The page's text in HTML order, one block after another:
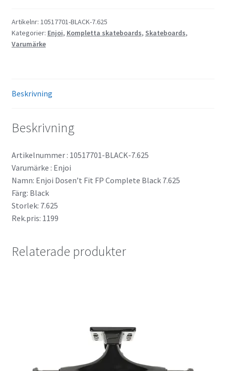
Artikelnr: 10517701-BLACK-7.625
Kategorier: Enjoi, Kompletta skateboards, Skateboards,
Varumärke
Beskrivning
Beskrivning
Artikelnummer : 10517701-BLACK-7.625
Varumärke : Enjoi
Namn: Enjoi Dosen’t Fit FP Complete Black 7.625
Färg: Black
Storlek: 7.625
Rek.pris: 1199
Relaterade produkter